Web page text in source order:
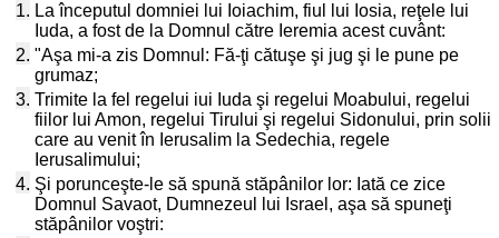
1. La începutul domniei lui Ioiachim, fiul lui Iosia, reţele lui
Iuda, a fost de la Domnul către Ieremia acest cuvânt:
2. "Aşa mi-a zis Domnul: Fă-ţi cătuşe şi jug şi le pune pe
grumaz;
3. Trimite la fel regelui iui Iuda şi regelui Moabului, regelui
fiilor lui Amon, regelui Tirului şi regelui Sidonului, prin solii
care au venit în Ierusalim la Sedechia, regele
Ierusalimului;
4. Şi porunceşte-le să spună stăpânilor lor: Iată ce zice
Domnul Savaot, Dumnezeul lui Israel, aşa să spuneţi
stăpânilor voştri: